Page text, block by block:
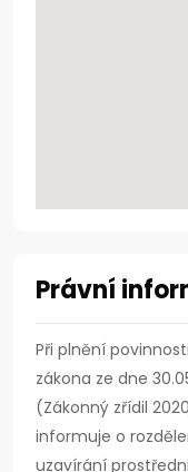
Právní
Při plnění
zákona ze dne
(Zákonný zřídil
informuje o
uzavírání